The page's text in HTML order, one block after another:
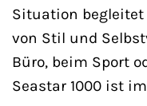
Situation
von Stil und
Büro, beim Sport
Seastar 1000 ist